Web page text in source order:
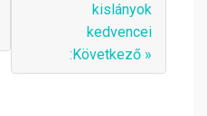
kislányok
kedvencei
:Következő »